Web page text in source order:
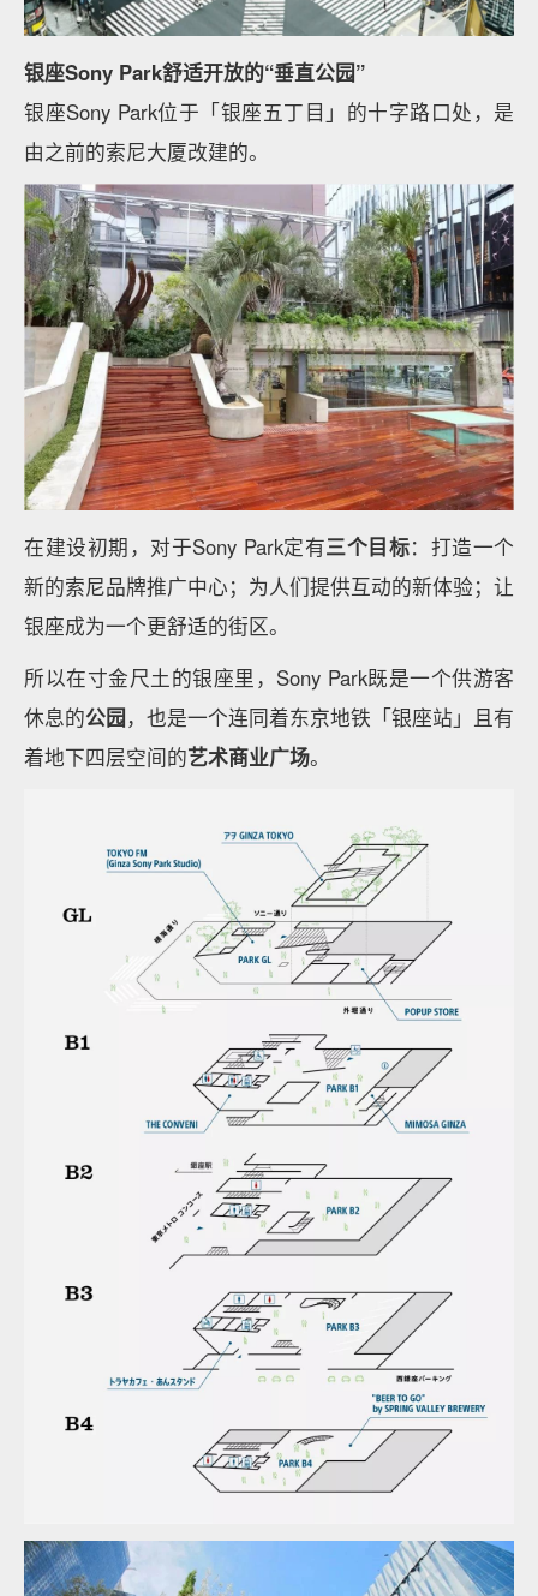
银座Sony Park舒适开放的“垂直公园”
银座Sony Park位于「银座五丁目」的十字路口处，是
由之前的索尼大厦改建的。
在建设初期，对于Sony Park定有三个目标：打造一个
新的索尼品牌推广中心；为人们提供互动的新体验；让
银座成为一个更舒适的街区。
所以在寸金尺土的银座里，Sony Park既是一个供游客
休息的公园，也是一个连同着东京地铁「银座站」且有
着地下四层空间的艺术商业广场。